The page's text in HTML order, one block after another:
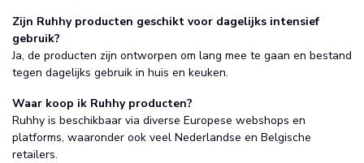
Zijn Ruhhy producten geschikt voor dagelijks intensief
gebruik?
Ja, de producten zijn ontworpen om lang mee te gaan en bestand
tegen dagelijks gebruik in huis en keuken.
Waar koop ik Ruhhy producten?
Ruhhy is beschikbaar via diverse Europese webshops en
platforms, waaronder ook veel Nederlandse en Belgische
retailers.